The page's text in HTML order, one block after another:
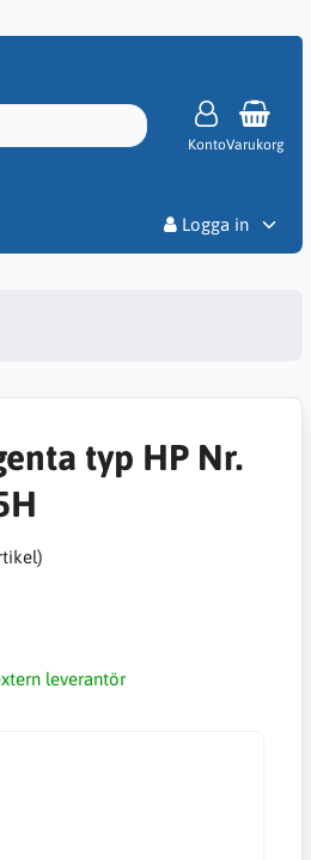
KontoVarukorg
Logga in
typ HP Nr.
leverantör